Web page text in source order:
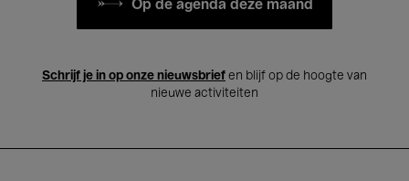
Op de agenda deze maand
Schrijf je in op onze nieuwsbrief en blijf op de hoogte van
nieuwe activiteiten